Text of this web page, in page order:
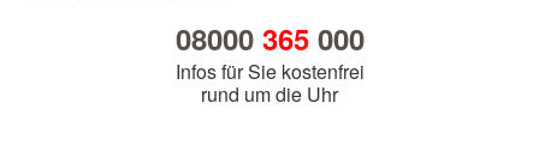
08000 365000
Infos für Sie kostenfrei
rund um die Uhr